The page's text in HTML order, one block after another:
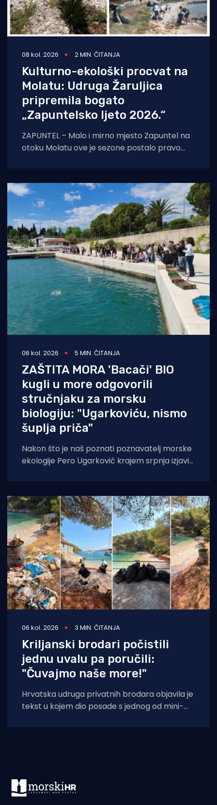
08 kol. 2026 2 MIN. ČITANJA
Kulturno-ekološki procvat na
Molatu: Udruga Žaruljica
pripremila bogato
„Zapuntelsko ljeto 2026.“
ZAPUNTEL – Malo i mirno mjesto Zapuntel na
otoku Molatu ove je sezone postalo pravo
06 kol. 2026 5 MIN. ČITANJA
ZAŠTITA MORA 'Bacači' BIO
kugli u more odgovorili
stručnjaku za morsku
biologiju: "Ugarkoviću, nismo
šuplja priča"
Nakon što je naš poznati poznavatelj morske
ekologije Pero Ugarković krajem srpnja izjavio
06 kol. 2026 3 MIN. ČITANJA
Kriljanski brodari počistili
jednu uvalu pa poručili:
"Čuvajmo naše more!"
Hrvatska udruga privatnih brodara objavila je
tekst u kojem dio posade s jednog od mini-